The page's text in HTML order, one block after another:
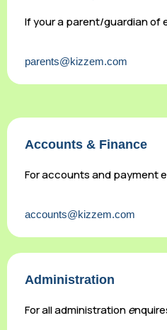
If your a parent/guardian of
parents@kizzem.com
Accounts & Finance
For accounts and payment
accounts@kizzem.com
Administration
For all administratione